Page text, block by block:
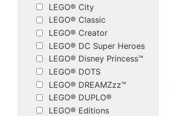
LEGO® City
LEGO® Classic
LEGO® Creator
LEGO® DC Super Heroes
LEGO® Disney Princess™
LEGO® DOTS
LEGO® DREAMZzz™
LEGO® DUPLO®
LEGO® Editions